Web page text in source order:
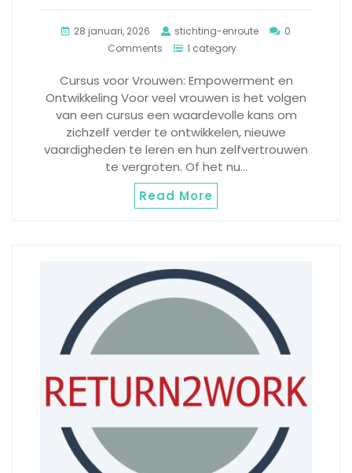
28 januari, 2026 stichting-enroute
0
Comments
1 category
Cursus voor Vrouwen: Empowerment en
Ontwikkeling Voor veel vrouwen is het volgen
van een cursus een waardevolle kans om
zichzelf verder te ontwikkelen, nieuwe
vaardigheden te leren en hun zelfvertrouwen
te vergroten. Of het nu…
Read More